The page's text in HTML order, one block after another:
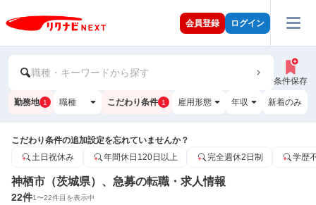
会員登録 ログイン
職種・キーワードから探す
条件保存
勤務地 1 職種 こだわり条件 1 雇用形態 年収 新着のみ
こだわり条件の追加設定を忘れていませんか？
土日祝休み
年間休日120日以上 完全週休2日制 学歴
神栖市（茨城県）、急募の転職・求人情報
22件1〜22件目を表示中